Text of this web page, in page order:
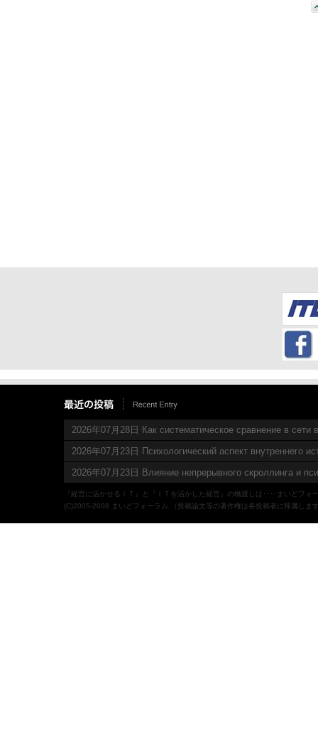
2026年07月28日 Как систематическое сравнение в сети
2026年07月23日 Психологический аспект внутреннего
2026年07月23日 Влияние непрерывного скроллинга и
『経営に活かせるＩＴ』と『ＩＴを活かした経営』の橋渡しは‥‥まいどフォ
(C)2005-2008 まいどフォーラム.（投稿論文等の著作権は各投稿者に帰属しま